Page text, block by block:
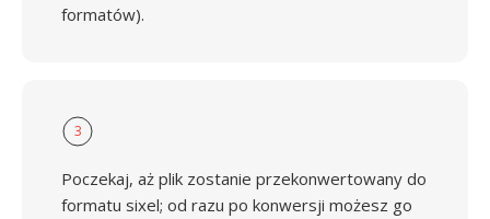
formatów).
3
Poczekaj, aż plik zostanie przekonwertowany do
formatu sixel; od razu po konwersji możesz go